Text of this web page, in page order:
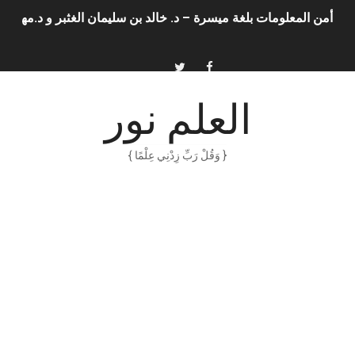
أمن المعلومات بلغة ميسرة – د. خالد بن سليمان الغثبر و
العلم نور
{ وَقُلْ رَبِّ زِدْنِي عِلْمًا }